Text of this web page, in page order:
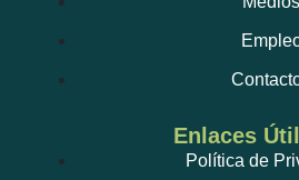
Enlaces
Política de